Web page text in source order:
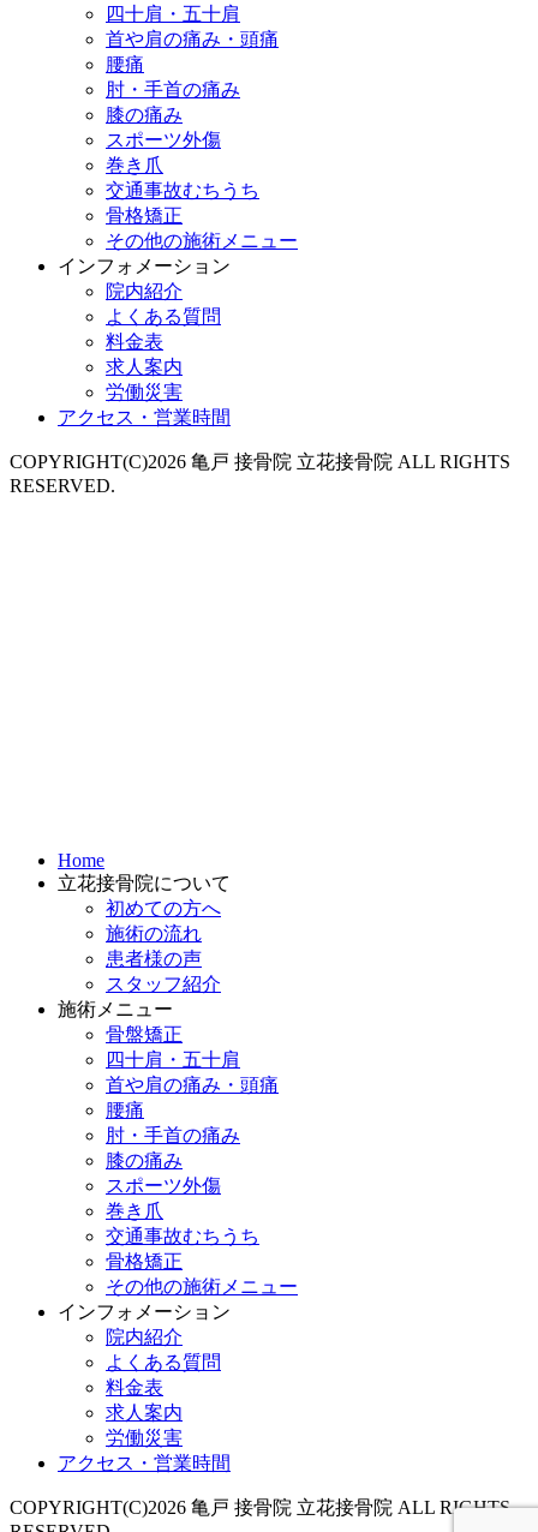
四十肩・五十肩
首や肩の痛み・頭痛
腰痛
肘・手首の痛み
膝の痛み
スポーツ外傷
巻き爪
交通事故むちうち
骨格矯正
その他の施術メニュー
インフォメーション
院内紹介
よくある質問
料金表
求人案内
労働災害
アクセス・営業時間
COPYRIGHT(C)2026 亀戸 接骨院 立花接骨院 ALL RIGHTS
RESERVED.
Home
立花接骨院について
初めての方へ
施術の流れ
患者様の声
スタッフ紹介
施術メニュー
骨盤矯正
四十肩・五十肩
首や肩の痛み・頭痛
腰痛
肘・手首の痛み
膝の痛み
スポーツ外傷
巻き爪
交通事故むちうち
骨格矯正
その他の施術メニュー
インフォメーション
院内紹介
よくある質問
料金表
求人案内
労働災害
アクセス・営業時間
COPYRIGHT(C)2026 亀戸 接骨院 立花接骨院 ALL RIGHTS